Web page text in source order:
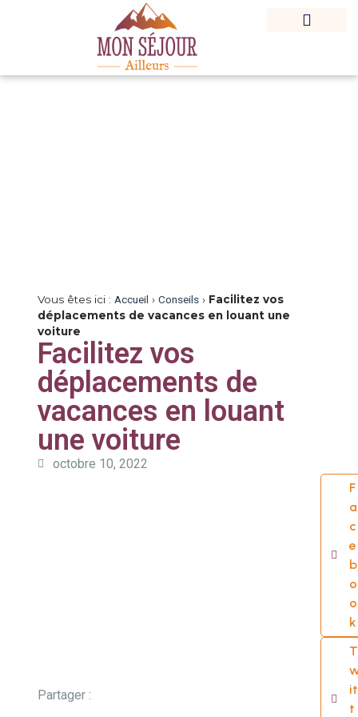
Vous êtes ici : Accueil › Conseils› Facilitez vos
déplacements de vacances en louant une
voiture
Facilitez vos
déplacements de
vacances en louant
une voiture
octobre 10, 2022
Partager :
F
a
c
e
b
o
o
k
T
it
t